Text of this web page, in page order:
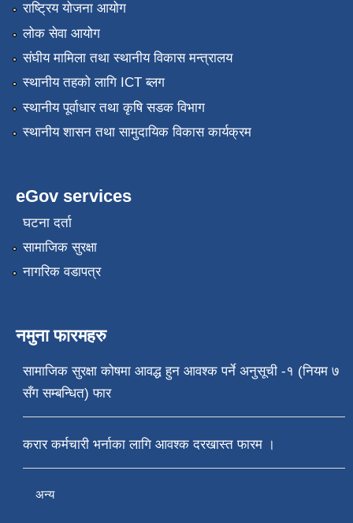
राष्ट्रिय योजना आयोग
लोक सेवा आयोग
संघीय मामिला तथा स्थानीय विकास मन्त्रालय
स्थानीय तहको लागि ICT ब्लग
स्थानीय पूर्वाधार तथा कृषि सडक विभाग
स्थानीय शासन तथा सामुदायिक विकास कार्यक्रम
eGov services
घटना दर्ता
सामाजिक सुरक्षा
नागरिक वडापत्र
नमुना फारमहरु
सामाजिक सुरक्षा कोषमा आवद्ध हुन आवश्क पर्ने अनुसूची -१ (नियम ७
सँग सम्बन्धित) फार
करार कर्मचारी भर्नाका लागि आवश्क दरखास्त फारम ।
अन्य